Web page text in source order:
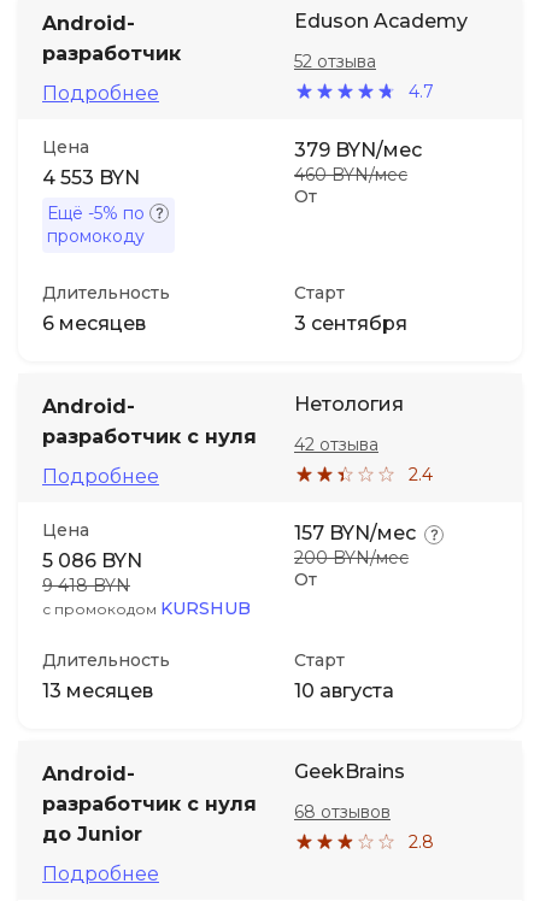
Android-
разработчик
Подробнее
Eduson Academy
4.7
52 отзыва
Цена
4 553 BYN
Ещё -5% по
промокоду
От
379 BYN/мес
460 BYN/мес
Длительность
6 месяцев
Старт
3 сентября
Android-
разработчик с нуля
Подробнее
Нетология
2.4
42 отзыва
Цена
5 086 BYN
9 418 BYN
с промокодом KURSHUB
От
157 BYN/мес
200 BYN/мес
Длительность
13 месяцев
Старт
10 августа
Android-
разработчик с нуля
до Junior
Подробнее
GeekBrains
2.8
68 отзывов